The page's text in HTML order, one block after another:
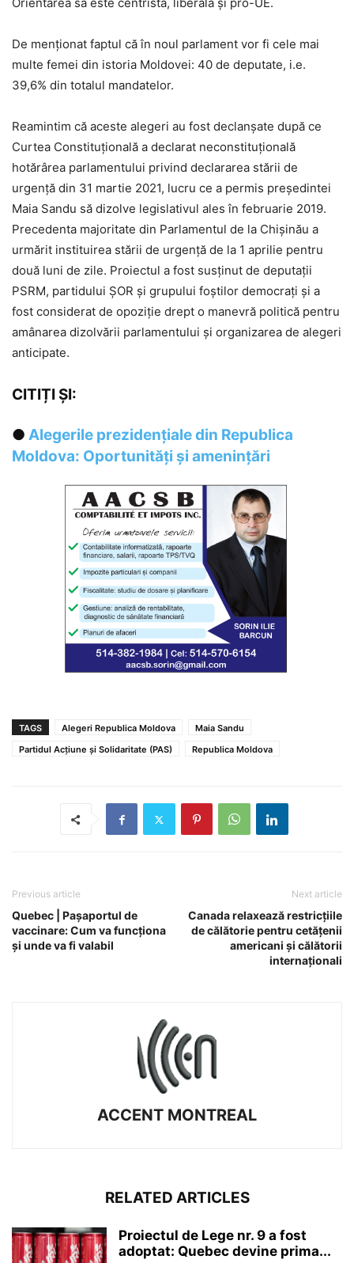
De menționat faptul că în noul parlament vor fi cele mai
multe femei din istoria Moldovei: 40 de deputate, i.e.
39,6% din totalul mandatelor.
Reamintim că aceste alegeri au fost declanșate după ce
Curtea Constituțională a declarat neconstituțională
hotărârea parlamentului privind declararea stării de
urgență din 31 martie 2021, lucru ce a permis președintei
Maia Sandu să dizolve legislativul ales în februarie 2019.
Precedenta majoritate din Parlamentul de la Chișinău a
urmărit instituirea stării de urgență de la 1 aprilie pentru
două luni de zile. Proiectul a fost susținut de deputații
PSRM, partidului ȘOR și grupului foștilor democrați și a
fost considerat de opoziție drept o manevră politică pentru
amânarea dizolvării parlamentului și organizarea de alegeri
anticipate.
CITIȚI ȘI:
● Alegerile prezidențiale din Republica
Moldova: Oportunități și amenințări
TAGS Alegeri Republica Moldova
Maia Sandu
Partidul Acțiune și Solidaritate (PAS)
Republica Moldova
Previous article
Quebec | Pașaportul de
vaccinare: Cum va funcționa
și unde va fi valabil
Next article
Canada relaxează restricțiile
de călătorie pentru cetățenii
americani și călătorii
internaționali
ACCENT MONTREAL
RELATED ARTICLES
Proiectul de Lege nr. 9 a fost
adoptat: Quebec devine prima...